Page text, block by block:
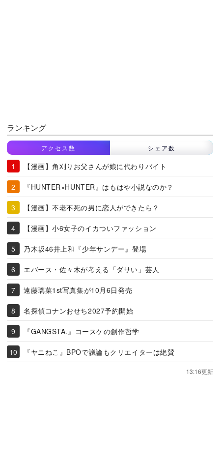
ランキング
アクセス数 シェア数
【漫画】角刈りお父さんが娘に代わりバイト
『HUNTER×HUNTER』はもはや小説なのか？
【漫画】不老不死の男に恋人ができたら？
【漫画】小6女子のイカついファッション
乃木坂46井上和『少年サンデー』登場
エバース・佐々木が考える「ダサい」芸人
遠藤璃菜1st写真集が10月6日発売
名探偵コナンおせち2027予約開始
『GANGSTA.』コースケの創作哲学
『ヤニねこ』BPOで議論もクリエイターは絶賛
13:16更新